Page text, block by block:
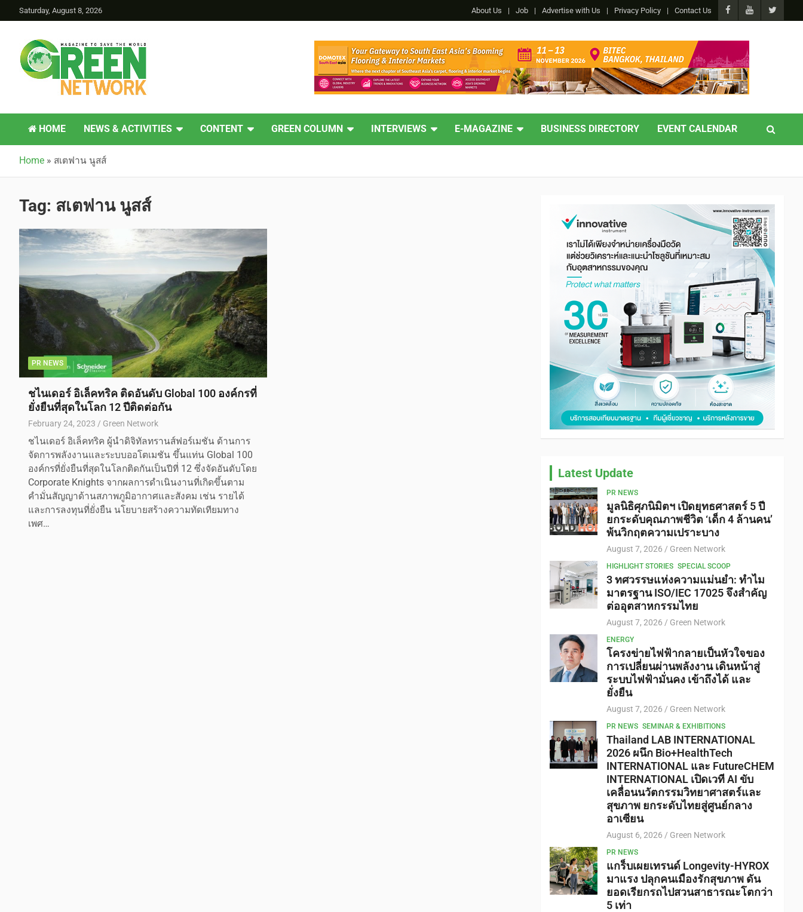
Saturday, August 8, 2026 About Us Job Advertise with Us Privacy Policy Contact Us
Green Network
HOME NEWS & ACTIVITIES CONTENT GREEN COLUMN INTERVIEWS E-MAGAZINE BUSINESS DIRECTORY EVENT CALENDAR
Home » สเตฟาน นูสส์
Tag: สเตฟาน นูสส์
PR NEWS
ชไนเดอร์ อิเล็คทริค ติดอันดับ Global 100 องค์กรที่
ยั่งยืนที่สุดในโลก 12 ปีติดต่อกัน
February 24, 2023 Green Network
ชไนเดอร์ อิเล็คทริค ผู้นำดิจิทัลทรานส์ฟอร์เมชัน ด้านการ
จัดการพลังงานและระบบออโตเมชัน ขึ้นแท่น Global 100
องค์กรที่ยั่งยืนที่สุดในโลกติดกันเป็นปีที่ 12 ซึ่งจัดอันดับโดย
Corporate Knights จากผลการดำเนินงานที่เกิดขึ้นตาม
คำมั่นสัญญาด้านสภาพภูมิอากาศและสังคม เช่น รายได้
และการลงทุนที่ยั่งยืน นโยบายสร้างความทัดเทียมทาง
เพศ…
Latest Update
PR NEWS
มูลนิธิศุภนิมิตฯ เปิดยุทธศาสตร์ 5 ปี
ยกระดับคุณภาพชีวิต ‘เด็ก 4 ล้านคน’
พ้นวิกฤตความเปราะบาง
August 7, 2026 Green Network
HIGHLIGHT STORIES SPECIAL SCOOP
3 ทศวรรษแห่งความแม่นยำ: ทำไม
มาตรฐาน ISO/IEC 17025 จึงสำคัญ
ต่ออุตสาหกรรมไทย
August 7, 2026 Green Network
ENERGY
โครงข่ายไฟฟ้ากลายเป็นหัวใจของ
การเปลี่ยนผ่านพลังงาน เดินหน้าสู่
ระบบไฟฟ้ามั่นคง เข้าถึงได้ และ
ยั่งยืน
August 7, 2026 Green Network
PR NEWS SEMINAR & EXHIBITIONS
Thailand LAB INTERNATIONAL
2026 ผนึก Bio+HealthTech
INTERNATIONAL และ FutureCHEM
INTERNATIONAL เปิดเวที AI ขับ
เคลื่อนนวัตกรรมวิทยาศาสตร์และ
สุขภาพ ยกระดับไทยสู่ศูนย์กลาง
อาเซียน
August 6, 2026 Green Network
PR NEWS
แกร็บเผยเทรนด์ Longevity-HYROX
มาแรง ปลุกคนเมืองรักสุขภาพ ดัน
ยอดเรียกรถไปสวนสาธารณะโตกว่า
5 เท่า